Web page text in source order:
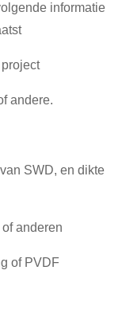
informatie
andere.
SWD, en dikte
anderen
of PVDF